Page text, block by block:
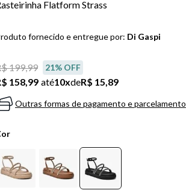
Flatform Strass
fornecido e entregue por: Di Gaspi
199,99 21% OFF
158,99 até10xdeR$ 15,89
Outras formas de pagamento e parcelamento